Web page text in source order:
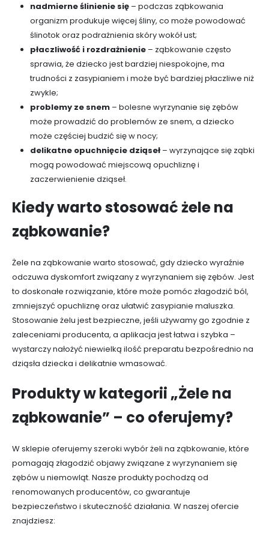
nadmierne ślinienie się– podczas ząbkowania
organizm produkuje więcej śliny, co może powodować
ślinotok oraz podrażnienia skóry wokół ust;
płaczliwość i rozdrażnienie– ząbkowanie często
sprawia, że dziecko jest bardziej niespokojne, ma
trudności z zasypianiem i może być bardziej płaczliwe niż
zwykle;
problemy ze snem– bolesne wyrzynanie się zębów
może prowadzić do problemów ze snem, a dziecko
może częściej budzić się w nocy;
delikatne opuchnięcie dziąseł– wyrzynające się ząbki
mogą powodować miejscową opuchliznę i
zaczerwienienie dziąseł.
Kiedy warto stosować żele na
ząbkowanie?
Żele na ząbkowanie warto stosować, gdy dziecko wyraźnie
odczuwa dyskomfort związany z wyrzynaniem się zębów. Jest
to doskonałe rozwiązanie, które może pomóc złagodzić ból,
zmniejszyć opuchliznę oraz ułatwić zasypianie maluszka.
Stosowanie żelu jest bezpieczne, jeśli używamy go zgodnie z
zaleceniami producenta, a aplikacja jest łatwa i szybka –
wystarczy nałożyć niewielką ilość preparatu bezpośrednio na
dziąsła dziecka i delikatnie wmasować.
Produkty w kategorii „Żele na
ząbkowanie” – co oferujemy?
W sklepie oferujemy szeroki wybór żeli na ząbkowanie, które
pomagają złagodzić objawy związane z wyrzynaniem się
zębów u niemowląt. Nasze produkty pochodzą od
renomowanych producentów, co gwarantuje
bezpieczeństwo i skuteczność działania. W naszej ofercie
znajdziesz: